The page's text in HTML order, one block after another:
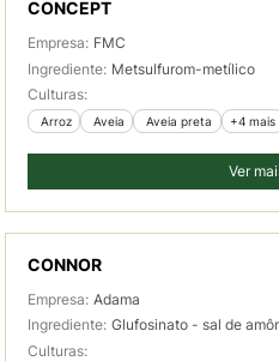
CONCEPT
Empresa: FMC
Ingrediente: Metsulfurom-metílico
Culturas:
Arroz Aveia Aveia preta +4 mais
Ver
CONNOR
Empresa: Adama
Ingrediente: Glufosinato - sal de
Culturas: